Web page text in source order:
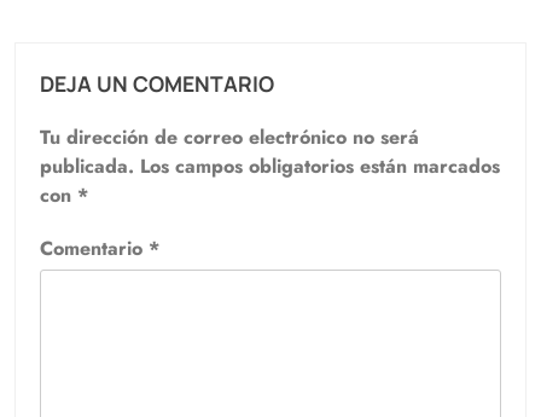
DEJA UN COMENTARIO
Tu dirección de correo electrónico no será
publicada. Los campos obligatorios están marcados
con *
Comentario *